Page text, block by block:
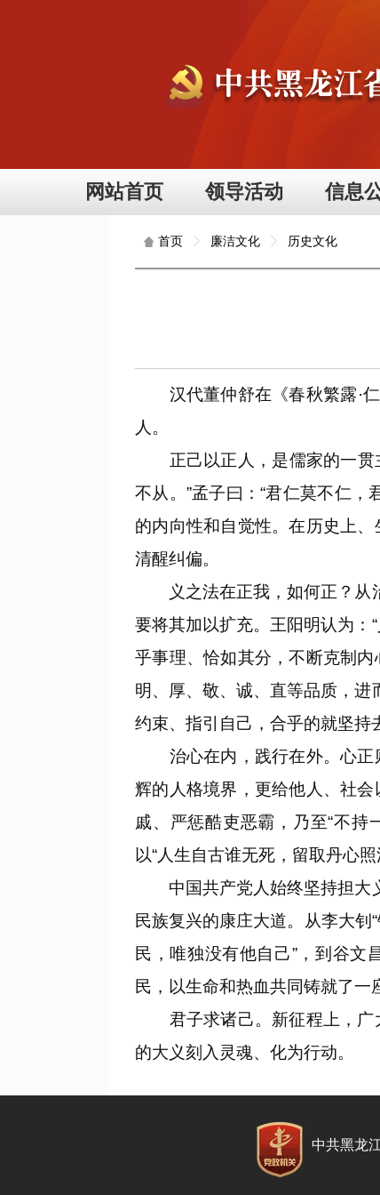
网站首页 领导活动 信息
首页 廉洁文化 历史文化
汉代董仲舒在《春秋繁露·仁
人。
正己以正人，是儒家的一贯主
不从。”孟子曰：“君仁莫不仁
的内向性和自觉性。在历史上
清醒纠偏。
义之法在正我，如何正？从治
要将其加以扩充。王阳明认为：
乎事理、恰如其分，不断克制
明、厚、敬、诚、直等品质，进
约束、指引自己，合乎的就坚持
治心在内，践行在外。心正
辉的人格境界，更给他人、社
戚、严惩酷吏恶霸，乃至“不持
以“人生自古谁无死，留取丹心
中国共产党人始终坚持担大义
民族复兴的康庄大道。从李大钊
民，唯独没有他自己”，到谷文
民，以生命和热血共同铸就了一
君子求诸己。新征程上，广
的大义刻入灵魂、化为行动。
中共黑龙